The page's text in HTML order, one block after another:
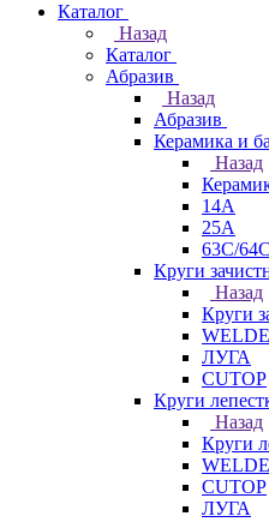
Каталог
Назад
Каталог
Абразив
Назад
Абразив
Керамика и
Назад
14А
25А
63С/64С
Круги
Назад
Круги
ЛУГА
CUTOP
Круги
Назад
Круги
CUTOP
ЛУГА